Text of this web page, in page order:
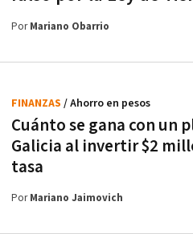
PorMariano Obarrio
Cuánto se gana con un
Galicia al invertir $2
tasa
FINANZAS / Ahorro en pesos
PorMariano Jaimovich